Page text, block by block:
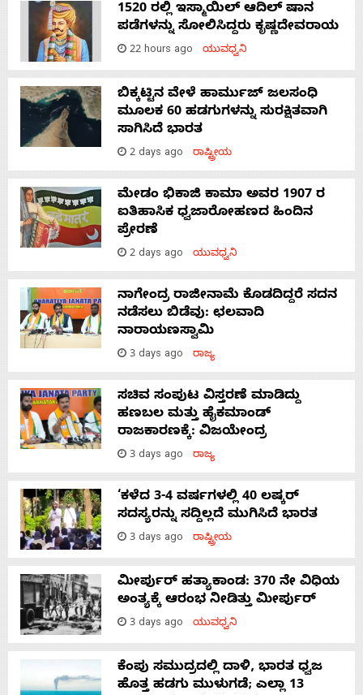
1520 ರಲ್ಲಿ ಇಸ್ಮಾಯಿಲ್ ಆದಿಲ್ ಷಾನ
ಪಡೆಗಳನ್ನು ಸೋಲಿಸಿದ್ದರು ಕೃಷ್ಣದೇವರಾಯ
22 hours ago ಯುವಧ್ವನಿ
ಬಿಕ್ಕಟ್ಟಿನ ವೇಳೆ ಹಾರ್ಮುಜ್ ಜಲಸಂಧಿ
ಮೂಲಕ 60 ಹಡಗುಗಳನ್ನು ಸುರಕ್ಷಿತವಾಗಿ
ಸಾಗಿಸಿದೆ ಭಾರತ
2 days ago ರಾಷ್ಟ್ರೀಯ
ಮೇಡಂ ಭಿಕಾಜಿ ಕಾಮಾ ಅವರ 1907 ರ
ಐತಿಹಾಸಿಕ ಧ್ವಜಾರೋಹಣದ ಹಿಂದಿನ
ಪ್ರೇರಣೆ
2 days ago ಯುವಧ್ವನಿ
ನಾಗೇಂದ್ರ ರಾಜೀನಾಮೆ ಕೊಡದಿದ್ದರೆ ಸದನ
ನಡೆಸಲು ಬಿಡೆವು: ಛಲವಾದಿ
ನಾರಾಯಣಸ್ವಾಮಿ
3 days ago ರಾಜ್ಯ
ಸಚಿವ ಸಂಪುಟ ವಿಸ್ತರಣೆ ಮಾಡಿದ್ದು
ಹಣಬಲ ಮತ್ತು ಹೈಕಮಾಂಡ್
ರಾಜಕಾರಣಕ್ಕೆ: ವಿಜಯೇಂದ್ರ
3 days ago ರಾಜ್ಯ
‘ಕಳೆದ 3-4 ವರ್ಷಗಳಲ್ಲಿ 40 ಲಷ್ಕರ್
ಸದಸ್ಯರನ್ನು ಸದ್ದಿಲ್ಲದೆ ಮುಗಿಸಿದೆ ಭಾರತ
3 days ago ರಾಷ್ಟ್ರೀಯ
ಮೀರ್ಪುರ್ ಹತ್ಯಾಕಾಂಡ: 370 ನೇ ವಿಧಿಯ
ಅಂತ್ಯಕ್ಕೆ ಆರಂಭ ನೀಡಿತ್ತು ಮೀರ್ಪುರ್
3 days ago ಯುವಧ್ವನಿ
ಕೆಂಪು ಸಮುದ್ರದಲ್ಲಿ ದಾಳಿ, ಭಾರತ ಧ್ವಜ
ಹೊತ್ತ ಹಡಗು ಮುಳುಗಡೆ; ಎಲ್ಲಾ 13